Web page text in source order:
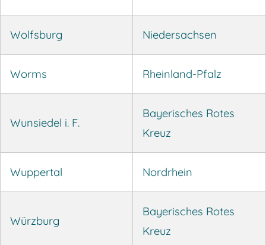
Wolfsburg Niedersachsen
Worms Rheinland-Pfalz
Wunsiedel i. F.
Bayerisches Rotes
Kreuz
Wuppertal Nordrhein
Würzburg
Bayerisches Rotes
Kreuz